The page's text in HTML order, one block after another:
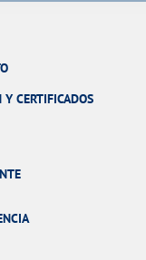
CERTIFICADOS